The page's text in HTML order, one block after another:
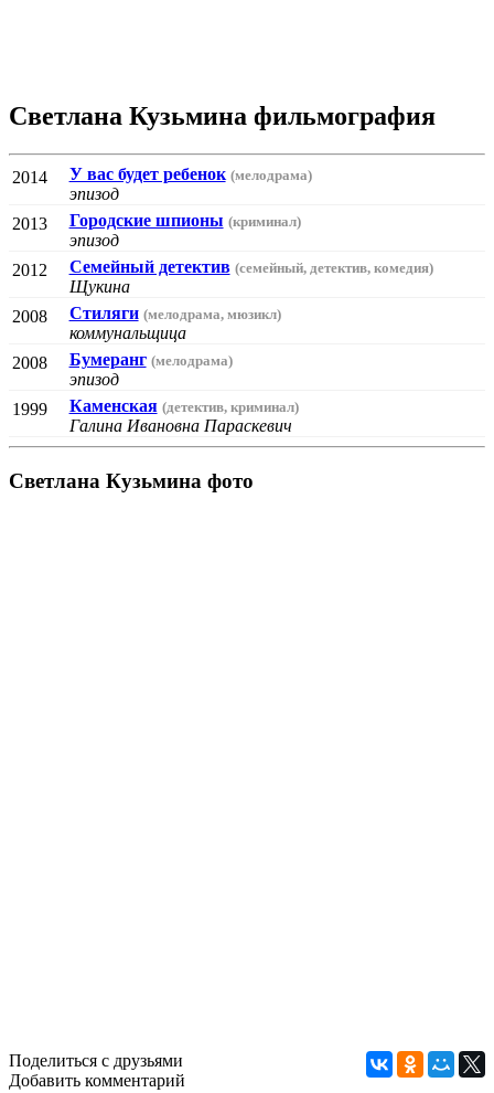
Светлана Кузьмина фильмография
2014 У вас будет ребенок (мелодрама)
эпизод
2013
Городские шпионы (криминал)
эпизод
2012
Семейный детектив (семейный, детектив, комедия)
Щукина
2008
Стиляги (мелодрама, мюзикл)
коммунальщица
2008
Бумеранг (мелодрама)
эпизод
1999
Каменская (детектив, криминал)
Галина Ивановна Параскевич
Светлана Кузьмина фото
Поделиться с друзьями
Добавить комментарий